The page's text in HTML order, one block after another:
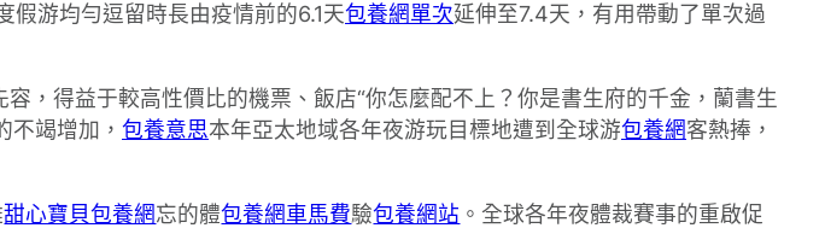
游均勻逗留時長由疫情前的6.1天包養網單次延伸至7.4天，有用帶動了單次過
容，得益于較高性價比的機票、飯店“你怎麼配不上？你是書生府的千金，蘭書生
不竭增加， 包養意思本年亞太地域各年夜游玩目標地遭到全球游包養網客熱捧，
甜心寶貝包養網忘的體包養網車馬費驗包養網站 。全球各年夜體裁賽事的重啟促